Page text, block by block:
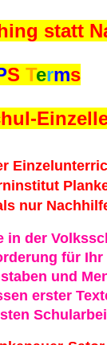
statt
S Terms
in der
für Ihr
und
erster